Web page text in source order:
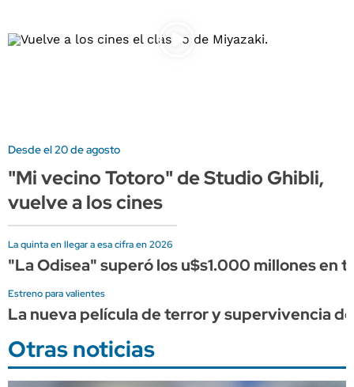
Desde el 20 de agosto
"Mi vecino Totoro" de Studio Ghibli,
vuelve a los cines
La quinta en llegar a esa cifra en 2026
"La Odisea" superó los u$s1.000 millones en
Estreno para valientes
La nueva película de terror y supervivencia
Otras noticias